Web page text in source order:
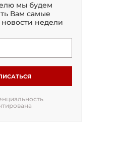
мы будем
Вам самые
недели